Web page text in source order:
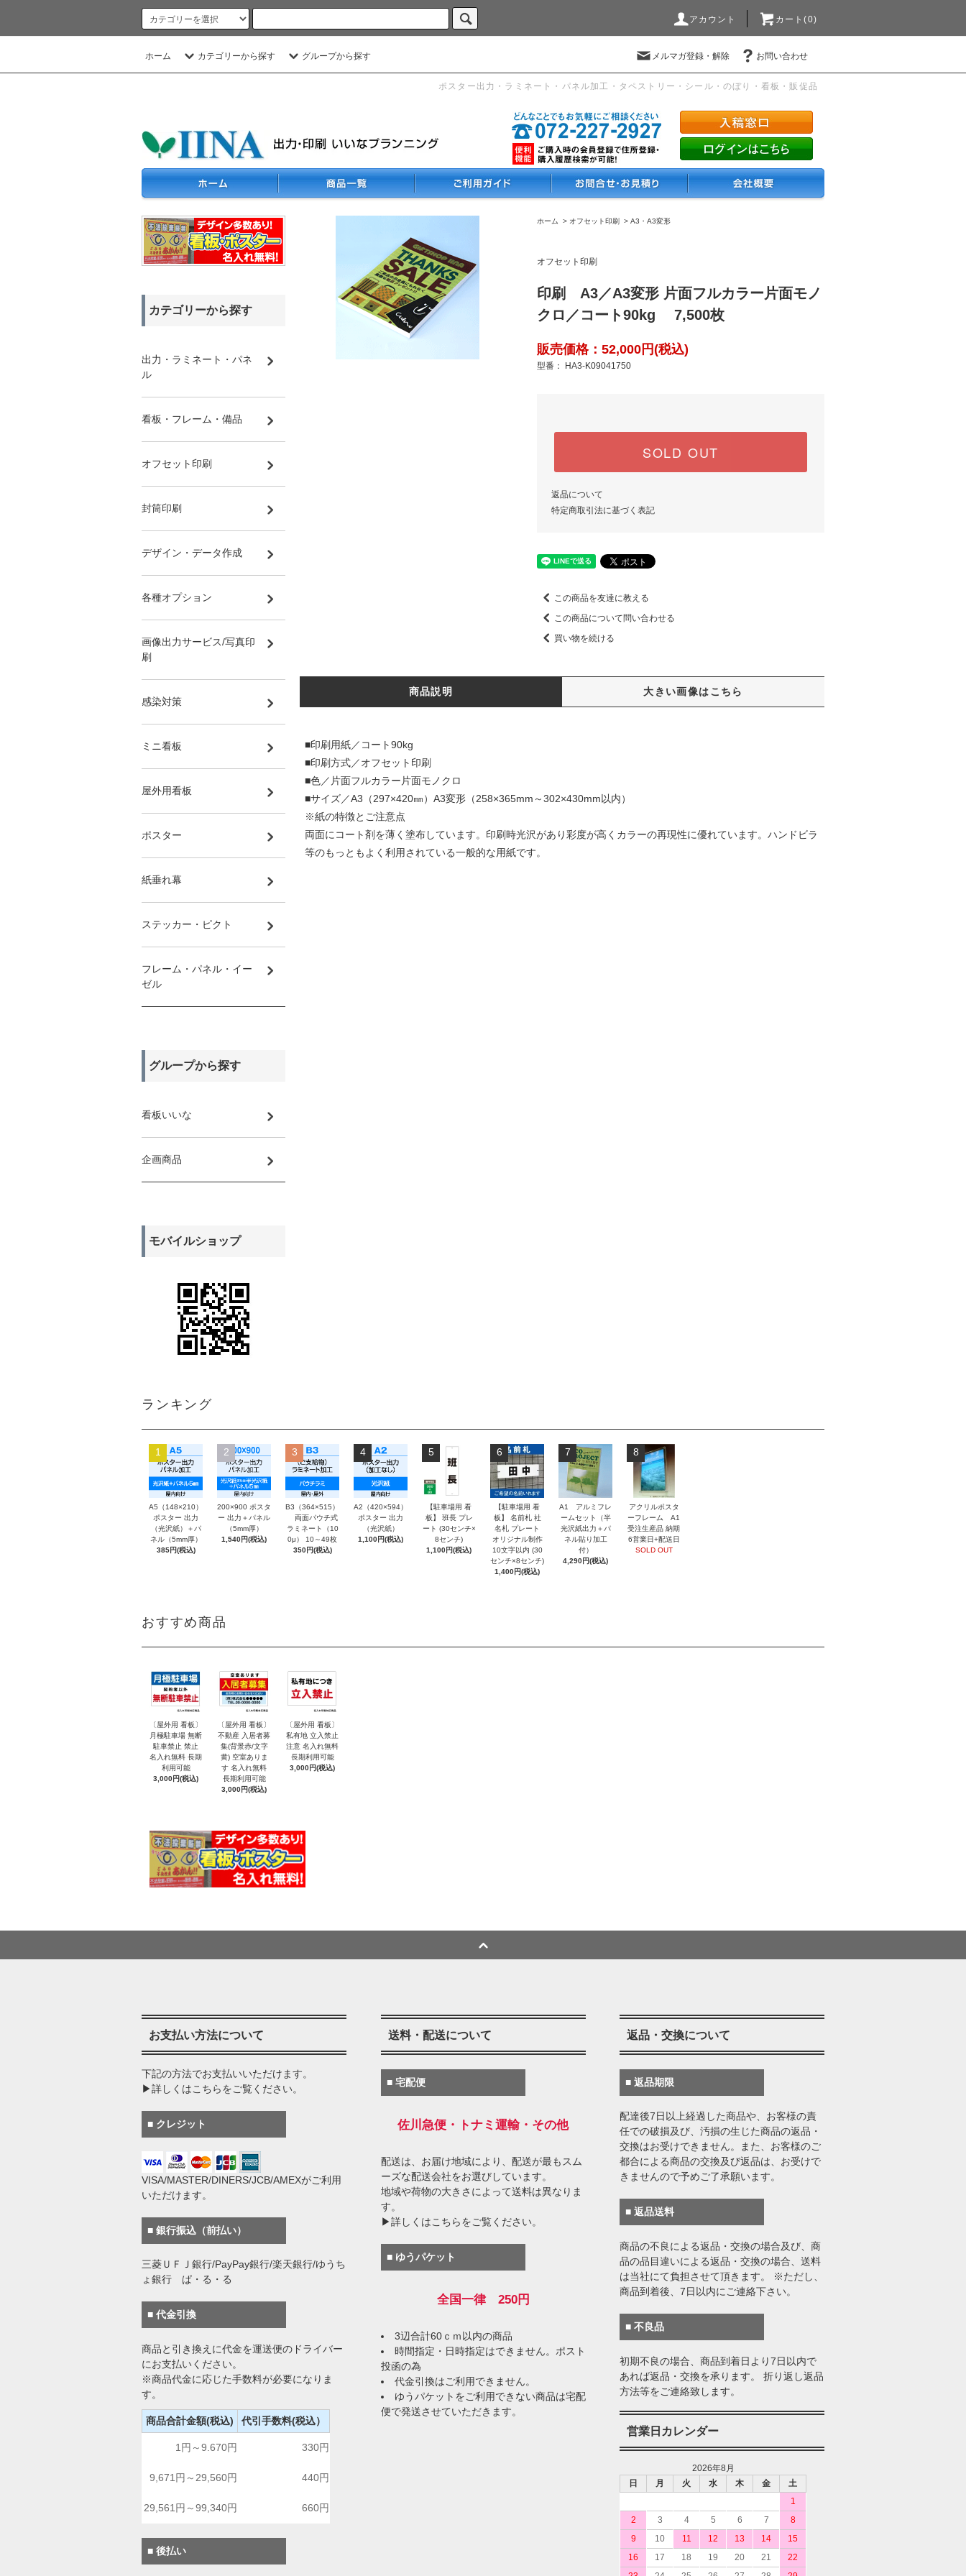
アカウント カート(0)
ホーム カテゴリーから探す グループから探す メルマガ登録・解除 お問い合わせ
ポスター出力・ラミネート・パネル加工・タペストリー・シール・のぼり・看板・販促品
ホーム > オフセット印刷 > A3・A3変形
オフセット印刷
印刷 A3／A3変形 片面フルカラー片面モノ
クロ／コート90kg 7,500枚
販売価格：52,000円(税込)
型番： HA3-K09041750
SOLD OUT
返品について
特定商取引法に基づく表記
この商品を友達に教える
この商品について問い合わせる
買い物を続ける
商品説明 大きい画像はこちら
■印刷用紙／コート90kg
■印刷方式／オフセット印刷
■色／片面フルカラー片面モノクロ
■サイズ／A3（297×420㎜）A3変形（258×365mm～302×430mm以内）
※紙の特徴とご注意点
両面にコート剤を薄く塗布しています。印刷時光沢があり彩度が高くカラーの再現性に優れています。ハンドビラ
等のもっともよく利用されている一般的な用紙です。
カテゴリーから探す
出力・ラミネート・パネ
ル
看板・フレーム・備品
オフセット印刷
封筒印刷
デザイン・データ作成
各種オプション
画像出力サービス/写真印
刷
感染対策
ミニ看板
屋外用看板
ポスター
紙垂れ幕
ステッカー・ピクト
フレーム・パネル・イー
ゼル
グループから探す
看板いいな
企画商品
モバイルショップ
ランキング
1
A5（148×210）
ポスター 出力
（光沢紙）＋パ
ネル（5mm厚）
385円(税込)
2
200×900 ポスタ
ー 出力＋パネル
（5mm厚）
1,540円(税込)
3
B3（364×515）
両面パウチ式
ラミネート（10
0μ） 10～49枚
350円(税込)
4
A2（420×594）
ポスター 出力
（光沢紙）
1,100円(税込)
5
【駐車場用 看
板】 班長 プレ
ート (30センチ×
8センチ)
1,100円(税込)
6
【駐車場用 看
板】 名前札 社
名札 プレート
オリジナル制作
10文字以内 (30
センチ×8センチ)
1,400円(税込)
7
A1 アルミフレ
ームセット（半
光沢紙出力＋パ
ネル貼り加工
付）
4,290円(税込)
8
アクリルポスタ
ーフレーム A1
受注生産品 納期
6営業日+配送日
SOLD OUT
おすすめ商品
〔屋外用 看板〕
月極駐車場 無断
駐車禁止 禁止
名入れ無料 長期
利用可能
3,000円(税込)
〔屋外用 看板〕
不動産 入居者募
集(背景赤/文字
黄) 空室ありま
す 名入れ無料
長期利用可能
3,000円(税込)
〔屋外用 看板〕
私有地 立入禁止
注意 名入れ無料
長期利用可能
3,000円(税込)
お支払い方法について
下記の方法でお支払いいただけます。
▶詳しくはこちらをご覧ください。
■ クレジット
VISA/MASTER/DINERS/JCB/AMEXがご利用
いただけます。
■ 銀行振込（前払い）
三菱ＵＦＪ銀行/PayPay銀行/楽天銀行/ゆうち
ょ銀行 ぱ・る・る
■ 代金引換
商品と引き換えに代金を運送便のドライバー
にお支払いください。
※商品代金に応じた手数料が必要になりま
す。
商品合計金額(税込) 代引手数料(税込）
1円～9.670円 330円
9,671円～29,560円 440円
29,561円～99,340円 660円
■ 後払い
送料・配送について
■ 宅配便
佐川急便・トナミ運輸・その他
配送は、お届け地域により、配送が最もスム
ーズな配送会社をお選びしています。
地域や荷物の大きさによって送料は異なりま
す。
▶詳しくはこちらをご覧ください。
■ ゆうパケット
全国一律 250円
3辺合計60ｃｍ以内の商品
時間指定・日時指定はできません。ポスト
投函の為
代金引換はご利用できません。
ゆうパケットをご利用できない商品は宅配
便で発送させていただきます。
返品・交換について
■ 返品期限
配達後7日以上経過した商品や、お客様の責
任での破損及び、汚損の生じた商品の返品・
交換はお受けできません。また、お客様のご
都合による商品の交換及び返品は、お受けで
きませんので予めご了承願います。
■ 返品送料
商品の不良による返品・交換の場合及び、商
品の品目違いによる返品・交換の場合、送料
は当社にて負担させて頂きます。 ※ただし、
商品到着後、7日以内にご連絡下さい。
■ 不良品
初期不良の場合、商品到着日より7日以内で
あれば返品・交換を承ります。 折り返し返品
方法等をご連絡致します。
営業日カレンダー
2026年8月
日
月 火 水 木 金
土
1
2
3 4 5 6 7
8
9
10 11 12 13 14
15
16
17 18 19 20 21
22